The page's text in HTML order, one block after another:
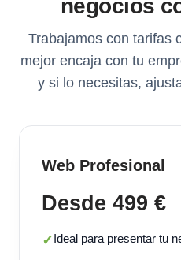
negocios
Trabajamos con tarifas
mejor encaja con tu
y si lo necesitas,
Web Profesional
Desde 499 €
✓Ideal para presentar tu